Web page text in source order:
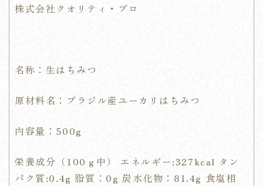
株式会社クオリティ・プロ
名称：生はちみつ
原材料名：ブラジル産ユーカリはちみつ
内容量：500g
栄養成分（100ｇ中） エネルギー:327kcal タン
パク質:0.4g 脂質：0g 炭水化物：81.4g 食塩相